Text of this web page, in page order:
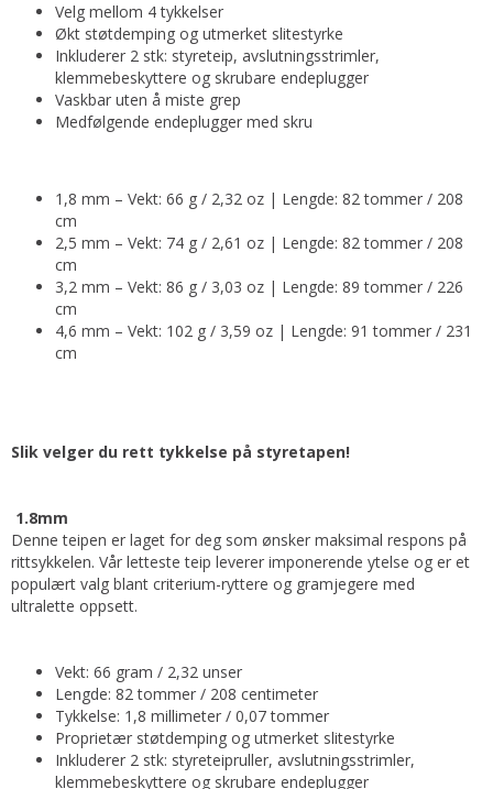
Velg mellom 4 tykkelser
Økt støtdemping og utmerket slitestyrke
Inkluderer 2 stk: styreteip, avslutningsstrimler,
klemmebeskyttere og skrubare endeplugger
Vaskbar uten å miste grep
Medfølgende endeplugger med skru
1,8 mm – Vekt: 66 g / 2,32 oz | Lengde: 82 tommer / 208
cm
2,5 mm – Vekt: 74 g / 2,61 oz | Lengde: 82 tommer / 208
cm
3,2 mm – Vekt: 86 g / 3,03 oz | Lengde: 89 tommer / 226
cm
4,6 mm – Vekt: 102 g / 3,59 oz | Lengde: 91 tommer / 231
cm
Slik velger du rett tykkelse på styretapen!
1.8mm
Denne teipen er laget for deg som ønsker maksimal respons på
rittsykkelen. Vår letteste teip leverer imponerende ytelse og er et
populært valg blant criterium-ryttere og gramjegere med
ultralette oppsett.
Vekt: 66 gram / 2,32 unser
Lengde: 82 tommer / 208 centimeter
Tykkelse: 1,8 millimeter / 0,07 tommer
Proprietær støtdemping og utmerket slitestyrke
Inkluderer 2 stk: styreteipruller, avslutningsstrimler,
klemmebeskyttere og skrubare endeplugger